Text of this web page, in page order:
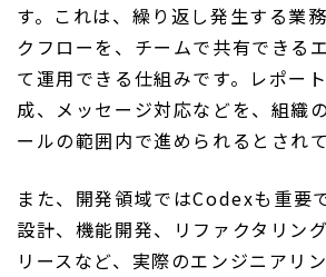
す。これは、繰り返し発生する業
クフローを、チームで共有できる
て運用できる仕組みです。レポー
成、メッセージ対応などを、組織
ールの範囲内で進められるとされて
また、開発領域ではCodexも重要
設計、機能開発、リファクタリン
リースなど、実際のエンジニアリ